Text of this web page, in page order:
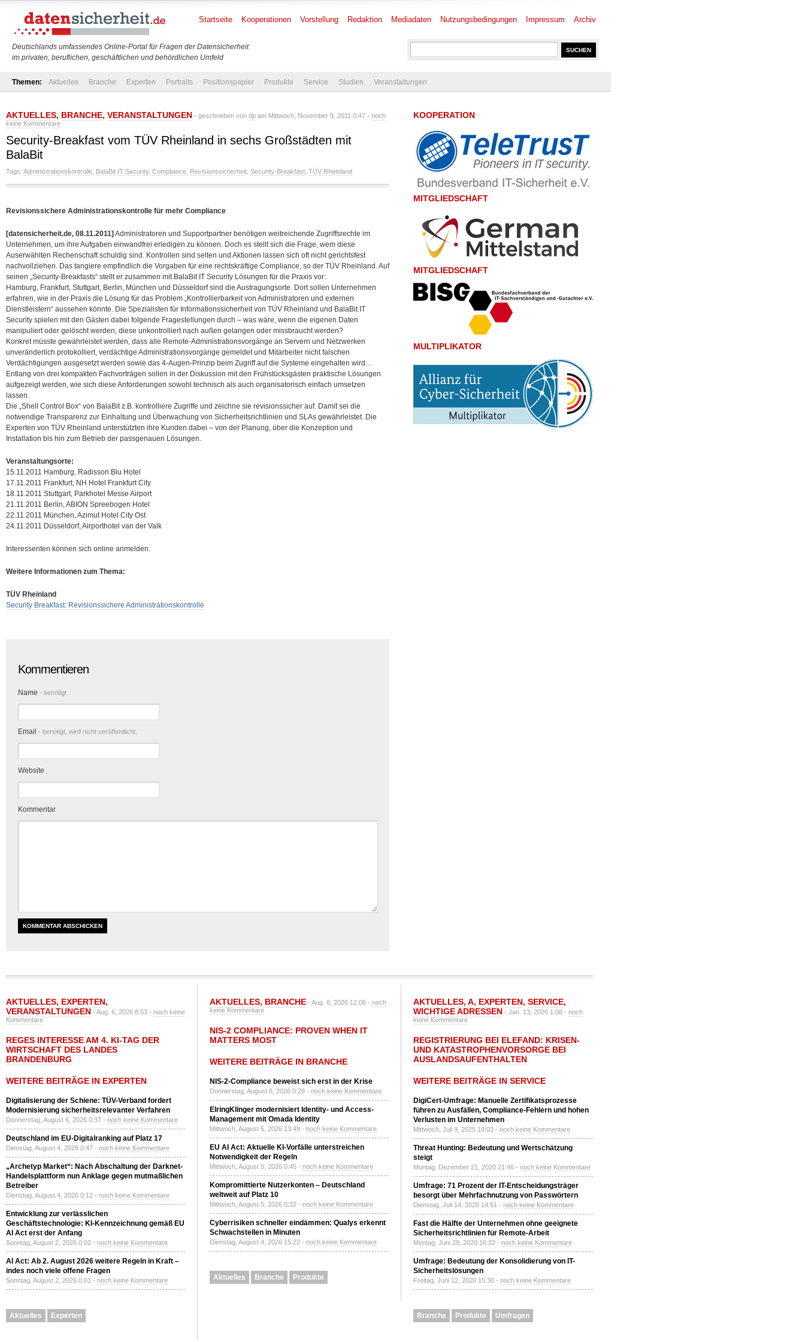
Deutschlands umfassendes Online-Portal für Fragen der Datensicherheit
im privaten, beruflichen, geschäftlichen und behördlichen Umfeld
Startseite Kooperationen Vorstellung Redaktion Mediadaten Nutzungsbedingungen Impressum Archiv
Themen: Aktuelles Branche Experten Portraits Positionspapier Produkte Service Studien Veranstaltungen
AKTUELLES, BRANCHE, VERANSTALTUNGEN - geschrieben von dp am Mittwoch, November 9, 2011 0:47 - noch
keine Kommentare
Security-Breakfast vom TÜV Rheinland in sechs Großstädten mit
BalaBit
Tags: Administrationskontrolle BalaBit IT Security, Compliance Revisionssicherheit Security-Breakfast TÜV Rheinland
Revisionssichere Administrationskontrolle für mehr Compliance
[datensicherheit.de, 08.11.2011] Administratoren und Supportpartner benötigen weitreichende Zugriffsrechte im
Unternehmen, um ihre Aufgaben einwandfrei erledigen zu können. Doch es stellt sich die Frage, wem diese
Auserwählten Rechenschaft schuldig sind. Kontrollen sind selten und Aktionen lassen sich oft nicht gerichtsfest
nachvollziehen. Das tangiere empfindlich die Vorgaben für eine rechtskräftige Compliance, so der TÜV Rheinland. Auf
seinen „Security-Breakfasts“ stellt er zusammen mit BalaBit IT Security Lösungen für die Praxis vor:
Hamburg, Frankfurt, Stuttgart, Berlin, München und Düsseldorf sind die Austragungsorte. Dort sollen Unternehmen
erfahren, wie in der Praxis die Lösung für das Problem „Kontrollierbarkeit von Administratoren und externen
Dienstleistern“ aussehen könnte. Die Spezialisten für Informationssicherheit von TÜV Rheinland und BalaBit IT
Security spielen mit den Gästen dabei folgende Fragestellungen durch – was wäre, wenn die eigenen Daten
manipuliert oder gelöscht werden, diese unkontrolliert nach außen gelangen oder missbraucht werden?
Konkret müsste gewährleistet werden, dass alle Remote-Administrationsvorgänge an Servern und Netzwerken
unveränderlich protokolliert, verdächtige Administrationsvorgänge gemeldet und Mitarbeiter nicht falschen
Verdächtigungen ausgesetzt werden sowie das 4-Augen-Prinzip beim Zugriff auf die Systeme eingehalten wird…
Entlang von drei kompakten Fachvorträgen sollen in der Diskussion mit den Frühstücksgästen praktische Lösungen
aufgezeigt werden, wie sich diese Anforderungen sowohl technisch als auch organisatorisch einfach umsetzen
lassen.
Die „Shell Control Box“ von BalaBit z.B. kontrolliere Zugriffe und zeichne sie revisionssicher auf. Damit sei die
notwendige Transparenz zur Einhaltung und Überwachung von Sicherheitsrichtlinien und SLAs gewährleistet. Die
Experten von TÜV Rheinland unterstützten ihre Kunden dabei – von der Planung, über die Konzeption und
Installation bis hin zum Betrieb der passgenauen Lösungen.
Veranstaltungsorte:
15.11.2011 Hamburg, Radisson Blu Hotel
17.11.2011 Frankfurt, NH Hotel Frankfurt City
18.11.2011 Stuttgart, Parkhotel Messe Airport
21.11.2011 Berlin, ABION Spreebogen Hotel
22.11.2011 München, Azimut Hotel City Ost
24.11.2011 Düsseldorf, Airporthotel van der Valk
Interessenten können sich online anmelden.
Weitere Informationen zum Thema:
TÜV Rheinland
Security Breakfast: Revisionssichere Administrationskontrolle
Kommentieren
Name - benötigt
Email - benötigt, wird nicht veröffentlicht.
Website
Kommentar
KOOPERATION
MITGLIEDSCHAFT
MITGLIEDSCHAFT
MULTIPLIKATOR
AKTUELLES, EXPERTEN,
VERANSTALTUNGEN - Aug. 6, 2026 8:53 - noch keine
Kommentare
REGES INTERESSE AM 4. KI-TAG DER
WIRTSCHAFT DES LANDES
BRANDENBURG
WEITERE BEITRÄGE IN EXPERTEN
Digitalisierung der Schiene: TÜV-Verband fordert
Modernisierung sicherheitsrelevanter Verfahren
Donnerstag, August 6, 2026 0:37 - noch keine Kommentare
Deutschland im EU-Digitalranking auf Platz 17
Dienstag, August 4, 2026 0:47 - noch keine Kommentare
„Archetyp Market“: Nach Abschaltung der Darknet-
Handelsplattform nun Anklage gegen mutmaßlichen
Betreiber
Dienstag, August 4, 2026 0:12 - noch keine Kommentare
Entwicklung zur verlässlichen
Geschäftstechnologie: KI-Kennzeichnung gemäß EU
AI Act erst der Anfang
Sonntag, August 2, 2026 0:02 - noch keine Kommentare
AI Act: Ab 2. August 2026 weitere Regeln in Kraft –
indes noch viele offene Fragen
Sonntag, August 2, 2026 0:01 - noch keine Kommentare
Aktuelles Experten
AKTUELLES, BRANCHE - Aug. 6, 2026 12:06 - noch
keine Kommentare
NIS-2 COMPLIANCE: PROVEN WHEN IT
MATTERS MOST
WEITERE BEITRÄGE IN BRANCHE
NIS-2-Compliance beweist sich erst in der Krise
Donnerstag, August 6, 2026 0:29 - noch keine Kommentare
ElringKlinger modernisiert Identity- und Access-
Management mit Omada Identity
Mittwoch, August 5, 2026 13:49 - noch keine Kommentare
EU AI Act: Aktuelle KI-Vorfälle unterstreichen
Notwendigkeit der Regeln
Mittwoch, August 5, 2026 0:45 - noch keine Kommentare
Kompromittierte Nutzerkonten – Deutschland
weltweit auf Platz 10
Mittwoch, August 5, 2026 0:32 - noch keine Kommentare
Cyberrisiken schneller eindämmen: Qualys erkennt
Schwachstellen in Minuten
Dienstag, August 4, 2026 15:22 - noch keine Kommentare
Aktuelles Branche Produkte
AKTUELLES, A, EXPERTEN, SERVICE,
WICHTIGE ADRESSEN - Jan. 13, 2026 1:08 - noch
keine Kommentare
REGISTRIERUNG BEI ELEFAND: KRISEN-
UND KATASTROPHENVORSORGE BEI
AUSLANDSAUFENTHALTEN
WEITERE BEITRÄGE IN SERVICE
DigiCert-Umfrage: Manuelle Zertifikatsprozesse
führen zu Ausfällen, Compliance-Fehlern und hohen
Verlusten im Unternehmen
Mittwoch, Juli 9, 2025 19:03 - noch keine Kommentare
Threat Hunting: Bedeutung und Wertschätzung
steigt
Montag, Dezember 21, 2020 21:46 - noch keine Kommentare
Umfrage: 71 Prozent der IT-Entscheidungsträger
besorgt über Mehrfachnutzung von Passwörtern
Dienstag, Juli 14, 2020 14:51 - noch keine Kommentare
Fast die Hälfte der Unternehmen ohne geeignete
Sicherheitsrichtlinien für Remote-Arbeit
Montag, Juni 29, 2020 16:22 - noch keine Kommentare
Umfrage: Bedeutung der Konsolidierung von IT-
Sicherheitslösungen
Freitag, Juni 12, 2020 15:30 - noch keine Kommentare
Branche Produkte Umfragen